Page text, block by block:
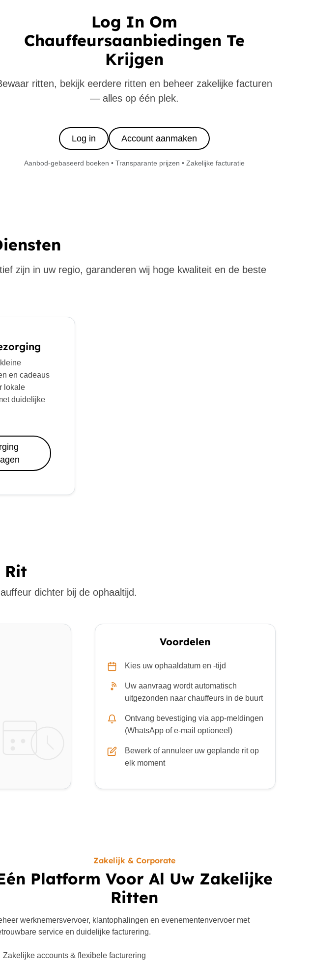
Log In Om
Chauffeursaanbiedingen Te
Krijgen
ritten, bekijk eerdere ritten en beheer zakelijke facturen
— alles op één plek.
Log in Account aanmaken
Aanbod-gebaseerd boeken • Transparante prijzen • Zakelijke facturatie
zijn in uw regio, garanderen wij hoge kwaliteit en de beste
en cadeaus
lokale
duidelijke
Rit
dichter bij de ophaaltijd.
Voordelen
Kies uw ophaaldatum en -tijd
Uw aanvraag wordt automatisch
uitgezonden naar chauffeurs in de buurt
Ontvang bevestiging via app-meldingen
(WhatsApp of e-mail optioneel)
Bewerk of annuleer uw geplande rit op
elk moment
Zakelijk & Corporate
Platform Voor Al Uw Zakelijke
Ritten
werknemersvervoer, klantophalingen en evenementenvervoer met
service en duidelijke facturering.
Zakelijke accounts & flexibele facturering